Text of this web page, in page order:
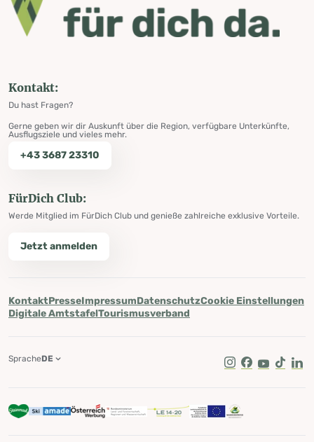
Kontakt:
Du hast Fragen?
Gerne geben wir dir Auskunft über die Region, verfügbare Unterkünfte,
Ausflugsziele und vieles mehr.
+43 3687 23310
FürDich Club:
Werde Mitglied im FürDich Club und genieße zahlreiche exklusive Vorteile.
Jetzt anmelden
KontaktPresseImpressumDatenschutzCookie Einstellungen
Digitale AmtstafelTourismusverband
Instagram
Facebook
Youtube
Tik Tok
SpracheDE